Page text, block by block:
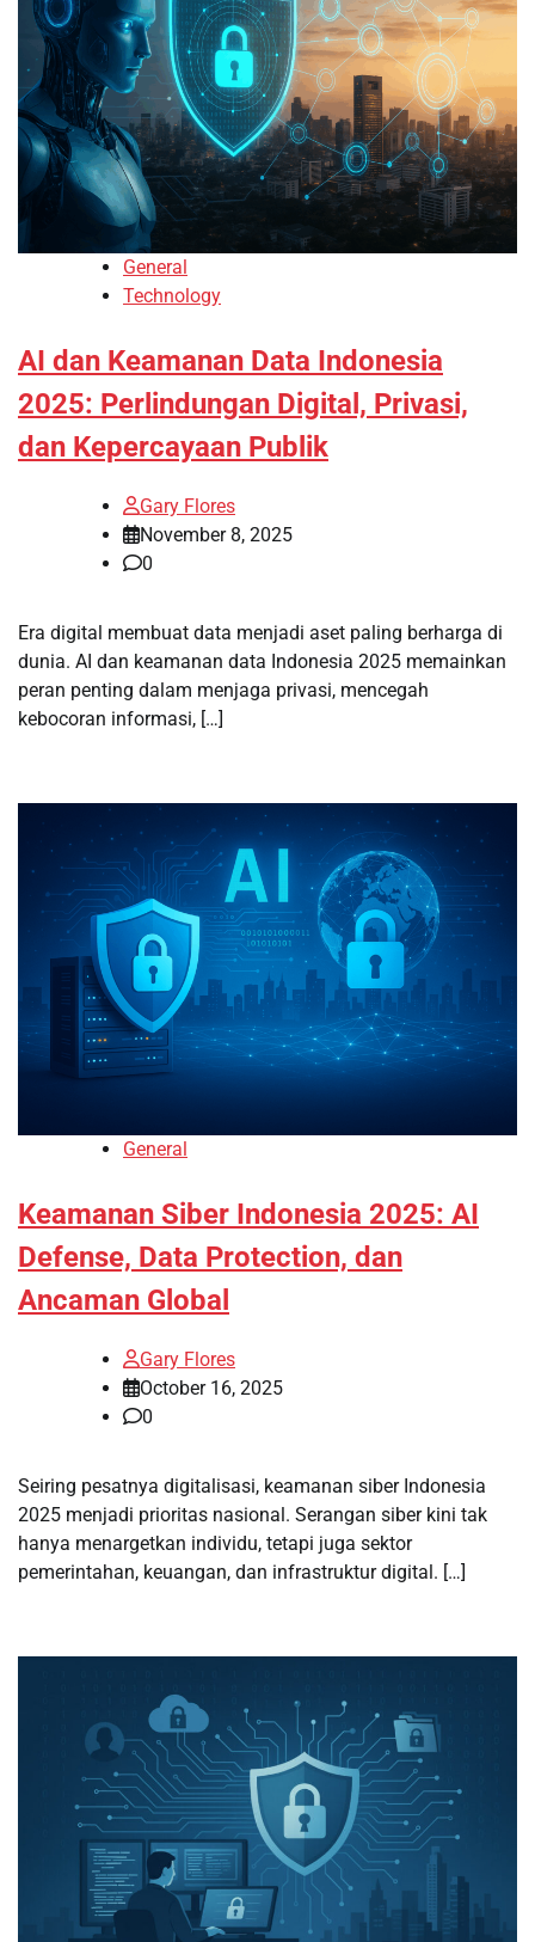
General
Technology
AI dan Keamanan Data Indonesia
2025: Perlindungan Digital, Privasi,
dan Kepercayaan Publik
Gary Flores
November 8, 2025
0
Era digital membuat data menjadi aset paling berharga di
dunia. AI dan keamanan data Indonesia 2025 memainkan
peran penting dalam menjaga privasi, mencegah
kebocoran informasi, […]
General
Keamanan Siber Indonesia 2025: AI
Defense, Data Protection, dan
Ancaman Global
Gary Flores
October 16, 2025
0
Seiring pesatnya digitalisasi, keamanan siber Indonesia
2025 menjadi prioritas nasional. Serangan siber kini tak
hanya menargetkan individu, tetapi juga sektor
pemerintahan, keuangan, dan infrastruktur digital. […]